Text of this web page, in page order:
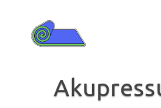
springen